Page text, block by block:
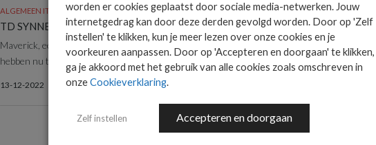
ALGEMEEN IT NIEUWS NIEUWS
TD SYNNEX Maverick brengt Zoom naar Europese channel partners
Maverick, een business unit van TD SYNNEX kondigt een nieuwe overeenkomst aan met
hebben nu toegang tot het...
13-12-2022
worden er cookies geplaatst door sociale media-netwerken. Jouw
internetgedrag kan door deze derden gevolgd worden. Door op 'Zelf
instellen' te klikken, kun je meer lezen over onze cookies en je
voorkeuren aanpassen. Door op 'Accepteren en doorgaan' te klikken,
ga je akkoord met het gebruik van alle cookies zoals omschreven in
onzeCookieverklaring.
Zelf instellen Accepteren en doorgaan